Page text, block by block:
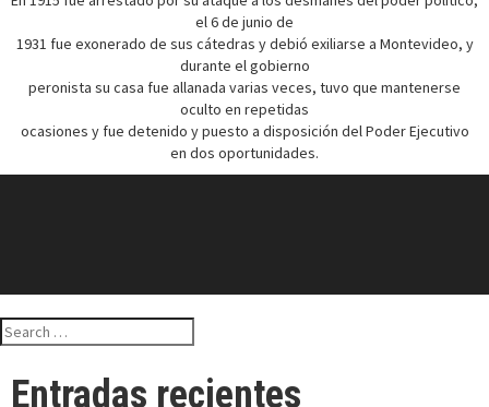
el 6 de junio de
1931 fue exonerado de sus cátedras y debió exiliarse a Montevideo, y
durante el gobierno
peronista su casa fue allanada varias veces, tuvo que mantenerse
oculto en repetidas
ocasiones y fue detenido y puesto a disposición del Poder Ejecutivo
en dos oportunidades.
Search
for:
Entradas recientes